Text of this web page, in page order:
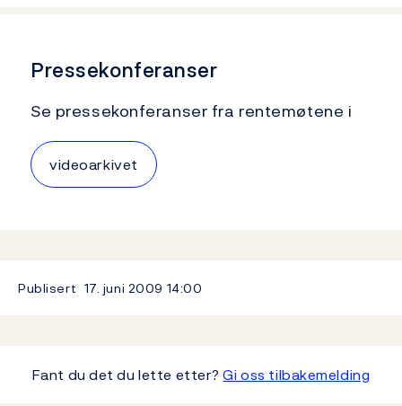
Pressekonferanser
Se pressekonferanser fra rentemøtene i
videoarkivet
Publisert 17. juni 2009 14:00
Fant du det du lette etter?Gi oss tilbakemelding